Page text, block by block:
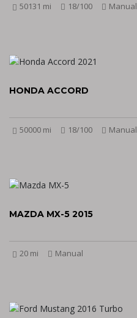
50131 mi 18/100 Manual
HONDA ACCORD
50000 mi 18/100 Manual
MAZDA MX-5 2015
20 mi Manual